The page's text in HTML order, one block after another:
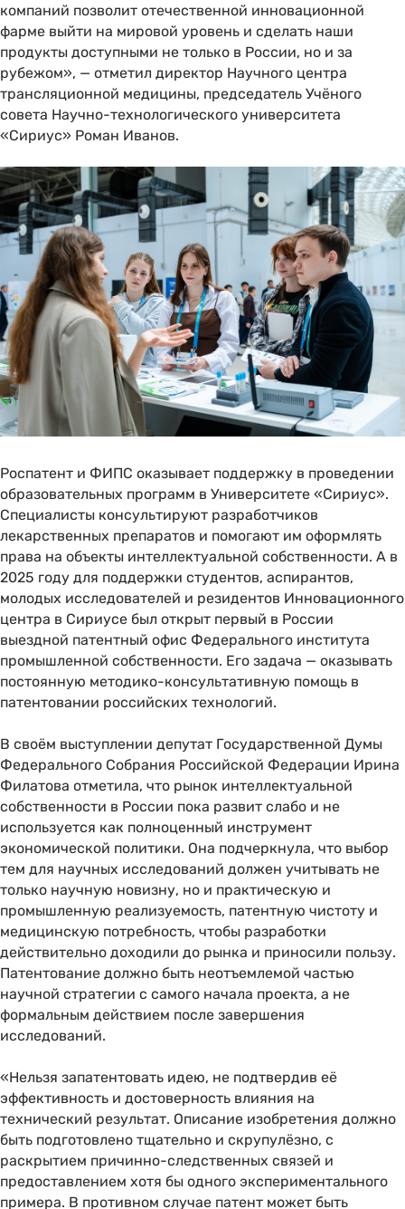
компаний позволит отечественной инновационной
фарме выйти на мировой уровень и сделать наши
продукты доступными не только в России, но и за
рубежом», — отметил директор Научного центра
трансляционной медицины, председатель Учёного
совета Научно-технологического университета
«Сириус» Роман Иванов.
Роспатент и ФИПС оказывает поддержку в проведении
образовательных программ в Университете «Сириус».
Специалисты консультируют разработчиков
лекарственных препаратов и помогают им оформлять
права на объекты интеллектуальной собственности. А в
2025 году для поддержки студентов, аспирантов,
молодых исследователей и резидентов Инновационного
центра в Сириусе был открыт первый в России
выездной патентный офис Федерального института
промышленной собственности. Его задача — оказывать
постоянную методико-консультативную помощь в
патентовании российских технологий.
В своём выступлении депутат Государственной Думы
Федерального Собрания Российской Федерации Ирина
Филатова отметила, что рынок интеллектуальной
собственности в России пока развит слабо и не
используется как полноценный инструмент
экономической политики. Она подчеркнула, что выбор
тем для научных исследований должен учитывать не
только научную новизну, но и практическую и
промышленную реализуемость, патентную чистоту и
медицинскую потребность, чтобы разработки
действительно доходили до рынка и приносили пользу.
Патентование должно быть неотъемлемой частью
научной стратегии с самого начала проекта, а не
формальным действием после завершения
исследований.
«Нельзя запатентовать идею, не подтвердив её
эффективность и достоверность влияния на
технический результат. Описание изобретения должно
быть подготовлено тщательно и скрупулёзно, с
раскрытием причинно-следственных связей и
предоставлением хотя бы одного экспериментального
примера. В противном случае патент может быть